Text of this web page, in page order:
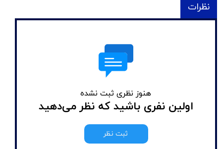
نظرات
هنوز نظری ثبت نشده
اولین نفری باشید که نظر می‌دهید
ثبت نظر